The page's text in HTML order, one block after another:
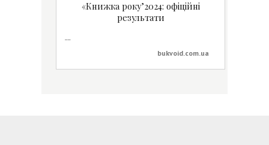
«Книжка року’2024: офіційні
результати
bukvoid.com.ua